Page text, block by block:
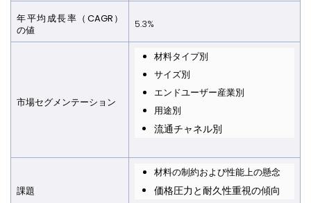
年平均成長率（CAGR）
の値
5.3%
市場セグメンテーション
材料タイプ別
サイズ別
エンドユーザー産業別
用途別
流通チャネル別
課題
材料の制約および性能上の懸念
価格圧力と耐久性重視の傾向